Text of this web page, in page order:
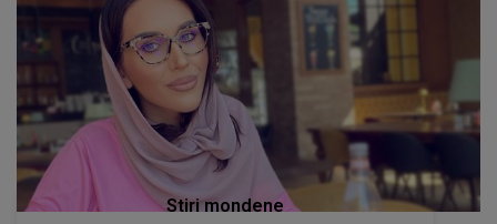
Stiri mondene